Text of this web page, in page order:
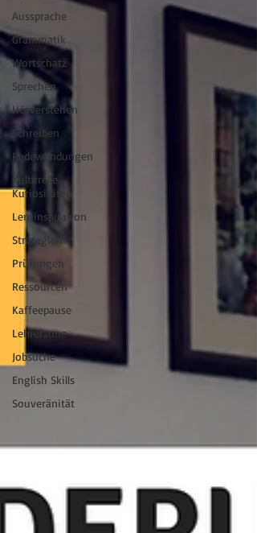
Aussprache
Grammatik
Wortschatz
Sprechen
Hörverstehen
Schreiben
Redewendungen
Kulturelle
Kuriositäten
Lerninspiration
Strategien
Prüfungen
Ressourcen
Kaffeepause
Lehrerzone
Jobsuche
English Skills
Souveränität